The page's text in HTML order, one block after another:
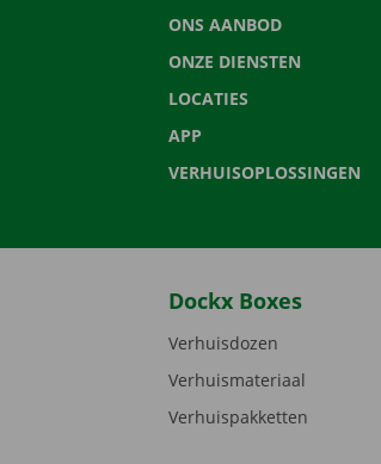
ONS AANBOD
ONZE DIENSTEN
LOCATIES
APP
VERHUISOPLOSSINGEN
Dockx Boxes
Verhuisdozen
Verhuismateriaal
Verhuispakketten